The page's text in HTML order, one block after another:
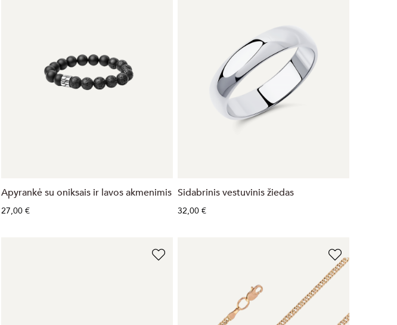
Apyrankė su oniksais ir lavos akmenimis
27,00 €
Sidabrinis vestuvinis žiedas
32,00 €